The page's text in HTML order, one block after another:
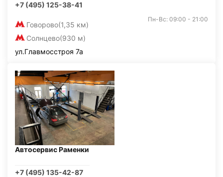
+7 (495) 125-38-41
Говорово(1,35 км)
Солнцево(930 м)
Пн-Вс: 09:00 - 21:00
ул.Главмосстроя 7а
Автосервис Раменки
+7 (495) 135-42-87